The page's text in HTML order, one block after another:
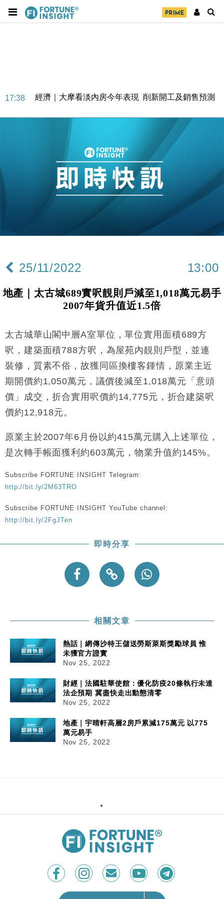
17:38 經濟｜大摩看淡內房今年表現 削新開工及銷售預測
科技｜iPhone 18 Pro成本或升4成 蘋果或犧牲毛利穩
定新機售價
本地｜香港迪拜下月10日合辦氣候金融會議
財經｜大摩削老鋪黃金目標價至505元 惟維持「增
持」評級
13:49
本地｜華嫂冰室太子店涉提供失實資料 遭禁申請輸入
中國｜強颱風「白海豚」殘渦北上 上海取消逾900班
17:33
財經｜滙豐上調香港今年GDP預測至4.5% 看好貿易
16:47
本地｜假冒內地執法人員要求交「保證金」 43歲女子
損失近6900萬元
17:38 經濟｜大摩看淡內房今年表現 削新開工及銷售預測
科技｜iPhone 18 Pro成本或升4成 蘋果或犧牲毛利穩
定新機售價
15:38
本地｜香港迪拜下月10日合辦氣候金融會議
持」評級
13:49
本地｜華嫂冰室太子店涉提供失實資料 遭禁申請輸入
勞工一年
12:11
中國｜強颱風「白海豚」殘渦北上 上海取消逾900班
機
47仙
17:33
財經｜滙豐上調香港今年GDP預測至4.5% 看好貿易
本地｜假冒內地執法人員要求交「保證金」 43歲女子
財經｜日經失守6.5萬點後回穩 全周仍升近2%
25/11/2022 13:00
地產｜太古城689實呎靚則戶減至1,018萬元易手
2007年貨升值近1.5倍
太古城華山閣中層A室單位，單位實用面積689方
呎，建築面積788方呎，為屋苑內靚則戶型，並連
裝修，質素不俗，故獲同區換樓客鍾情，原業主近
期開價約1,050萬元，議價後減至1,018萬元「意頭
價」成交，折合實用呎價約14,775元，折合建築呎
價約12,918元。
原業主於2007年6月份以約415萬元購入上述單位，
是次轉手帳面獲利約603萬元，物業升值約145%。
Subscribe FORTUNE INSIGHT Telegram:
http://bit.ly/2M63TRO
Subscribe FORTUNE INSIGHT YouTube channel:
http://bit.ly/2FgJTen
即時分享
相關文章
熱話｜網傳沙特王儲送勞斯萊斯獎勵球員 惟
未獲官方證實
Nov 25, 2022
財經｜法國駐華使館：優化防疫20條執行未達
法企預期 冀盡快走出動態清零
Nov 25, 2022
地產｜宇晴軒高層2房戶累減175萬元 以775
萬元易手
Nov 25, 2022